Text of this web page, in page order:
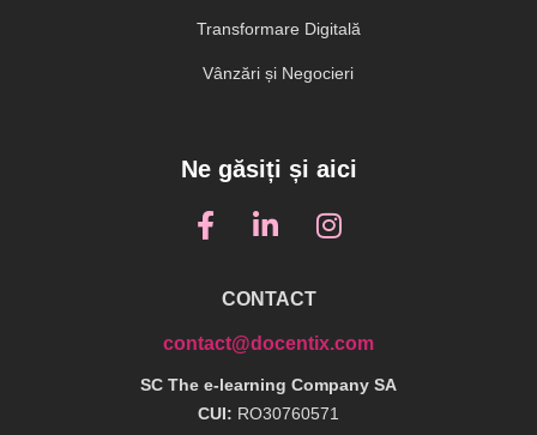
Transformare Digitală
Vânzări și Negocieri
Ne găsiți și aici
CONTACT
contact@docentix.com
SC The e-learning Company SA
CUI: RO30760571